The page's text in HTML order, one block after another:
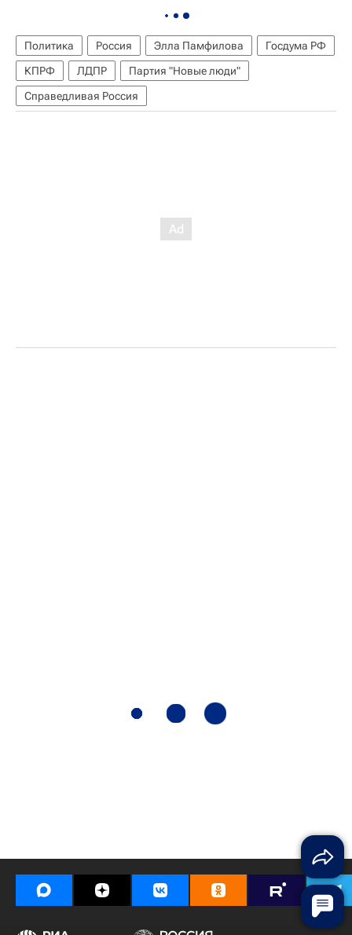
Политика Россия Элла Памфилова
Госдума РФ
КПРФ
ЛДПР
Партия "Новые люди"
Справедливая Россия